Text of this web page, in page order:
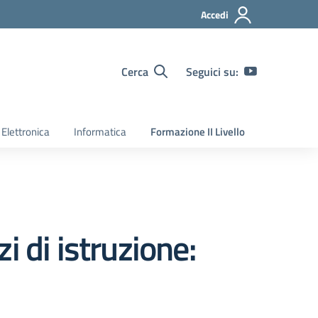
Accedi
Cerca Seguici su:
Elettronica Informatica Formazione II Livello
di istruzione: